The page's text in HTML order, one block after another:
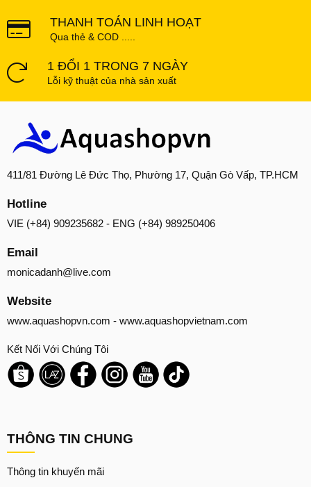
THANH TOÁN LINH HOẠT
Qua thẻ & COD .....
1 ĐỔI 1 TRONG 7 NGÀY
Lỗi kỹ thuật của nhà sản xuất
411/81 Đường Lê Đức Thọ, Phường 17, Quận Gò Vấp, TP.HCM
Hotline
VIE (+84) 909235682 - ENG (+84) 989250406
Email
monicadanh@live.com
Website
www.aquashopvn.com - www.aquashopvietnam.com
Kết Nối Với Chúng Tôi
THÔNG TIN CHUNG
Thông tin khuyến mãi